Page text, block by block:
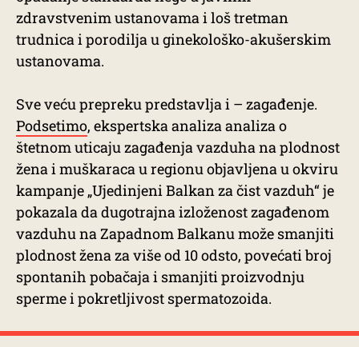
zdravstvenim ustanovama i loš tretman
trudnica i porodilja u ginekološko-akušerskim
ustanovama.
Sve veću prepreku predstavlja i – zagađenje.
Podsetimo, ekspertska analiza analiza o
štetnom uticaju zagađenja vazduha na plodnost
žena i muškaraca u regionu objavljena u okviru
kampanje „Ujedinjeni Balkan za čist vazduh“ je
pokazala da dugotrajna izloženost zagađenom
vazduhu na Zapadnom Balkanu može smanjiti
plodnost žena za više od 10 odsto, povećati broj
spontanih pobačaja i smanjiti proizvodnju
sperme i pokretljivost spermatozoida.